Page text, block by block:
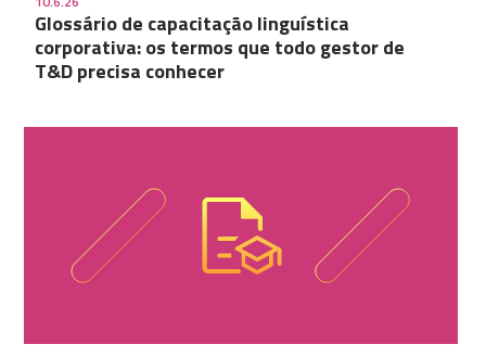
Glossário de capacitação linguística
corporativa: os termos que todo gestor de
T&D precisa conhecer